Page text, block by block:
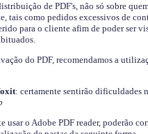
de PDF's, não só sobre
tais como pedidos excessivos de
para o cliente afim de poder ser
do PDF, recomendamos a
: certamente sentirão dificuldades
usar o Adobe PDF reader, poderão